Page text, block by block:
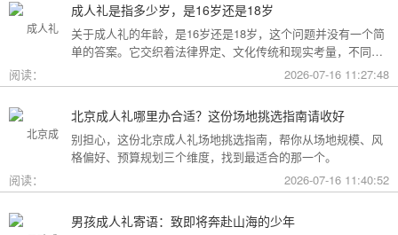
成人礼是指多少岁，是16岁还是18岁
关于成人礼的年龄，是16岁还是18岁，这个问题并没有一个简
单的答案。它交织着法律界定、文化传统和现实考量，不同的
阅读： 2026-07-16 11:27:48
北京成人礼哪里办合适？这份场地挑选指南请收好
别担心，这份北京成人礼场地挑选指南，帮你从场地规模、风
格偏好、预算规划三个维度，找到最适合的那一个。
阅读：
2026-07-16 11:40:52
男孩成人礼寄语：致即将奔赴山海的少年